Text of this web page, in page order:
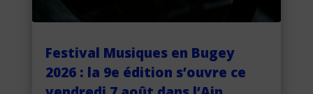
Festival Musiques en Bugey
2026 : la 9e édition s’ouvre ce